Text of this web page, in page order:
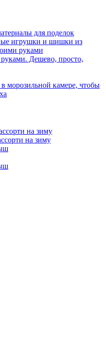
для поделок
игрушки и шишки из
руками
Дешево, просто,
морозильной камере, чтобы
на зиму
на зиму